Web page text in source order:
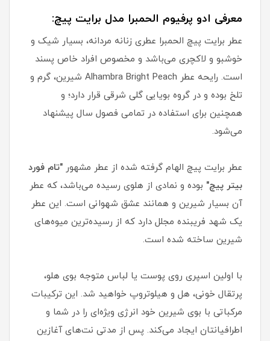
معرفی ادو پرفیوم الحمبرا مدل برایت پیچ:
عطر برایت پیچ الحمبرا عطری زنانه مردانه، بسیار شیک و
خوشبو و لاکچری می‌باشد و مخصوص افراد خاص پسند
است. رایحه عطر Alhambra Bright Peach شیرین، گرم و
تلخ بوده و در گروه بویایی گلی شرقی قرار دارد؛ و
همچنین برای استفاده در تمامی فصول سال پیشنهاد
می‌شود.
عطر برایت پیچ الهام گرفته شده از عطر مشهور "تام فورد
بیتر پیچ" بوده و نمادی از هلوی رسیده می‌باشد، که عطر
آن بسیار شیرین و همانند عشق شهوانی است. این عطر
یک شهد فریبنده مجلل دارد که از رسیده‌ترین میوه‌های
شیرین ساخته شده است.
با اولین اسپری روی پوست یا لباس متوجه بوی هلو،
پرتقال خونی، هل و هیلوتروپ خواهید شد. این ترکیبات
مرکباتی با بوی شیرین خود انرژی ویژه‌ای را در شما و
اطرافیانتان ایجاد می‌کند. پس از مدتی نت‌های آغازین